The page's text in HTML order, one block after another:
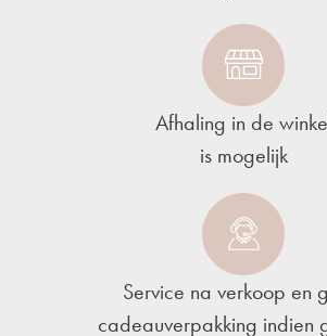
Afhaling in de
is mogelijk
Service na verkoop en
cadeauverpakking indien